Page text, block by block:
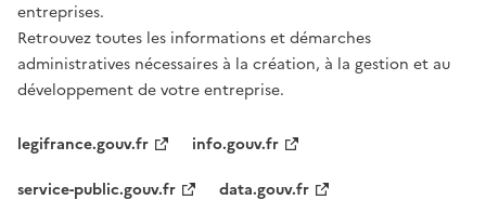
entreprises.
Retrouvez toutes les informations et démarches
administratives nécessaires à la création, à la gestion et au
développement de votre entreprise.
legifrance.gouv.fr
info.gouv.fr
service-public.gouv.fr
data.gouv.fr